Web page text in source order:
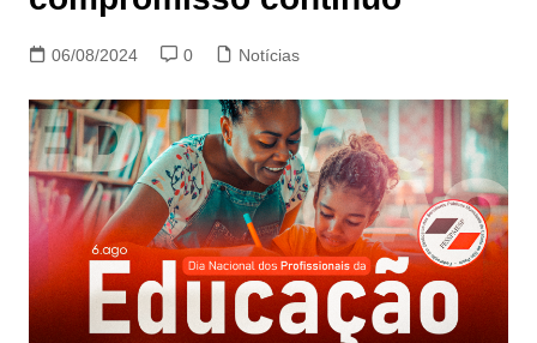
06/08/2024 0 Notícias